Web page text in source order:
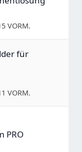
VORM.
für
VORM.
PRO